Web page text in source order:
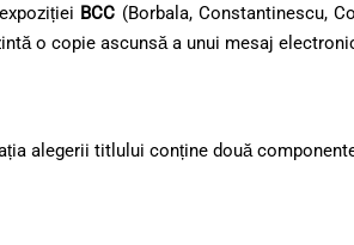
BCC (Borbala, Constantinescu,
o copie ascunsă a unui mesaj
alegerii titlului conține două